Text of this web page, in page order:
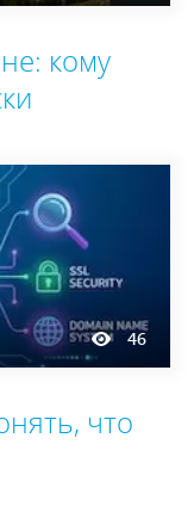
кому
46
что